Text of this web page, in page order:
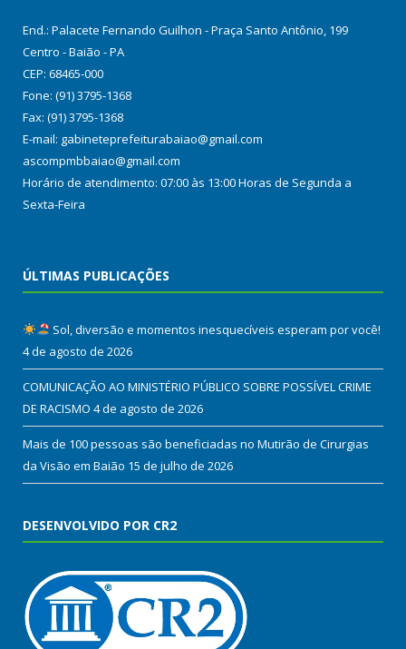
End.: Palacete Fernando Guilhon - Praça Santo Antônio, 199
Centro - Baião - PA
CEP: 68465-000
Fone: (91) 3795-1368
Fax: (91) 3795-1368
E-mail: gabineteprefeiturabaiao@gmail.com
ascompmbbaiao@gmail.com
Horário de atendimento: 07:00 às 13:00 Horas de Segunda a
Sexta-Feira
ÚLTIMAS PUBLICAÇÕES
Sol, diversão e momentos inesquecíveis esperam por você!
4 de agosto de 2026
COMUNICAÇÃO AO MINISTÉRIO PÚBLICO SOBRE POSSÍVEL CRIME
DE RACISMO 4 de agosto de 2026
Mais de 100 pessoas são beneficiadas no Mutirão de Cirurgias
da Visão em Baião 15 de julho de 2026
DESENVOLVIDO POR CR2